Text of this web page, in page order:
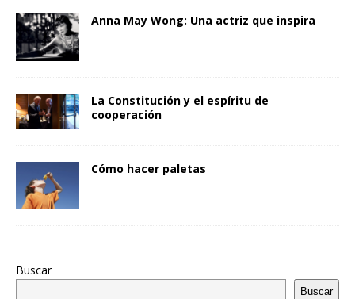
Anna May Wong: Una actriz que inspira
La Constitución y el espíritu de
cooperación
Cómo hacer paletas
Buscar
Buscar